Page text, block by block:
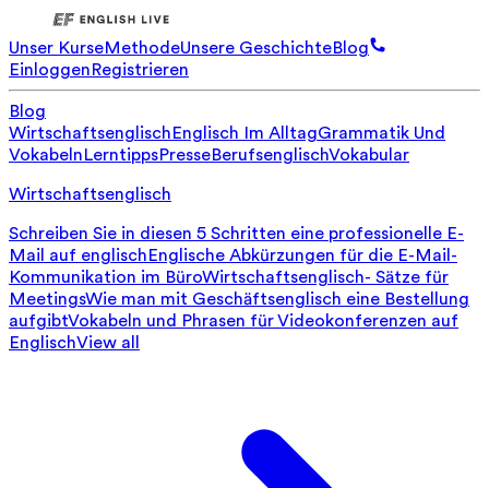
Unser KurseMethodeUnsere GeschichteBlog
EinloggenRegistrieren
Blog
WirtschaftsenglischEnglisch Im AlltagGrammatik Und
VokabelnLerntippsPresseBerufsenglischVokabular
Wirtschaftsenglisch
Schreiben Sie in diesen 5 Schritten eine professionelle E-
Mail auf englischEnglische Abkürzungen für die E-Mail-
Kommunikation im BüroWirtschaftsenglisch- Sätze für
MeetingsWie man mit Geschäftsenglisch eine Bestellung
aufgibtVokabeln und Phrasen für Videokonferenzen auf
EnglischView all